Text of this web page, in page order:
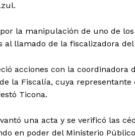
la manipulación de uno de
al llamado de la fiscalizadora
acciones con la coordinadora
la Fiscalía, cuya
Ticona.
una acta y se verificó las
en poder del Ministerio